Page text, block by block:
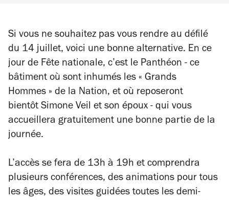
Si vous ne souhaitez pas vous rendre au défilé
du 14 juillet, voici une bonne alternative. En ce
jour de Fête nationale, c’est le Panthéon - ce
bâtiment où sont inhumés les « Grands
Hommes » de la Nation, et où reposeront
bientôt Simone Veil et son époux - qui vous
accueillera gratuitement une bonne partie de la
journée.
L’accès se fera de 13h à 19h et comprendra
plusieurs conférences, des animations pour tous
les âges, des visites guidées toutes les demi-